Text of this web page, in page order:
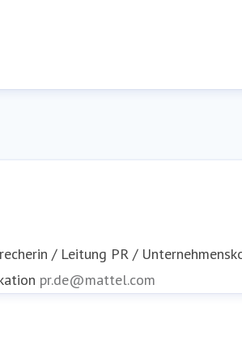
/ Leitung PR /
pr.de@mattel.com